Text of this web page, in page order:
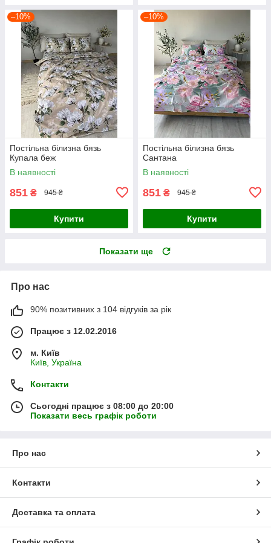
–10%
Постільна білизна бязь
Купала беж
В наявності
851 ₴ 945 ₴
Купити
–10%
Постільна білизна бязь
Сантана
В наявності
851 ₴ 945 ₴
Купити
Показати ще
Про нас
90% позитивних з 104 відгуків за рік
Працює з 12.02.2016
м. Київ
Київ, Україна
Контакти
Сьогодні працює з 08:00 до 20:00
Показати весь графік роботи
Про нас
Контакти
Доставка та оплата